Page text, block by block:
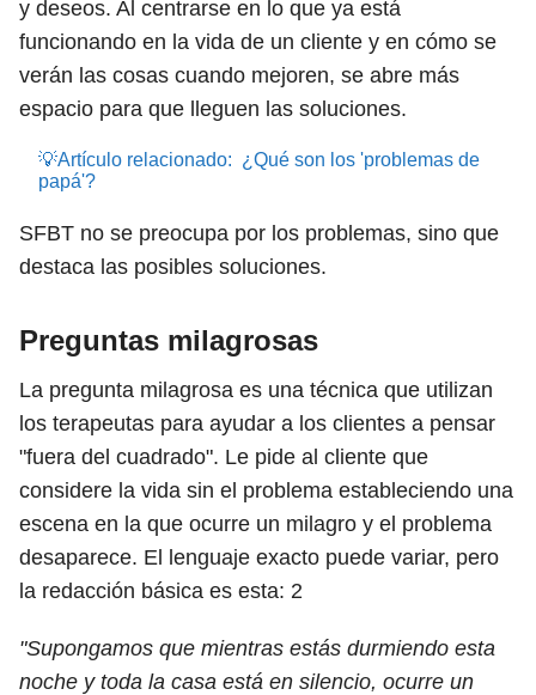
y deseos. Al centrarse en lo que ya está
funcionando en la vida de un cliente y en cómo se
verán las cosas cuando mejoren, se abre más
espacio para que lleguen las soluciones.
💡Artículo relacionado: ¿Qué son los 'problemas de
papá'?
SFBT no se preocupa por los problemas, sino que
destaca las posibles soluciones.
Preguntas milagrosas
La pregunta milagrosa es una técnica que utilizan
los terapeutas para ayudar a los clientes a pensar
"fuera del cuadrado". Le pide al cliente que
considere la vida sin el problema estableciendo una
escena en la que ocurre un milagro y el problema
desaparece. El lenguaje exacto puede variar, pero
la redacción básica es esta: 2
"Supongamos que mientras estás durmiendo esta
noche y toda la casa está en silencio, ocurre un